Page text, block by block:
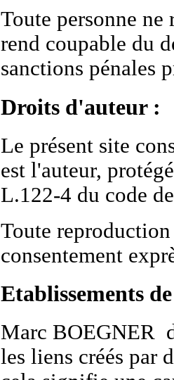
Toute personne ne
rend coupable du
sanctions pénales
Droits d'auteur :
Le présent site
est l'auteur,
L.122-4 du code
Toute
consentement
Etablissements
Marc BOEGNER
les liens créés par